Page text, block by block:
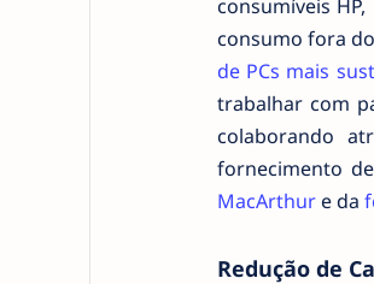
consumíveis
consumo fora
de PCs mais
trabalhar com
colaborando
fornecimento
MacArthure da
Redução de